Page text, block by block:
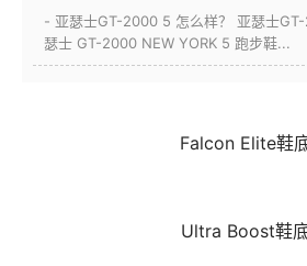
- 亚瑟士GT-2000 5 怎么样？ 亚瑟士
瑟士 GT-2000 NEW YORK 5 跑步鞋...
Falcon Elite鞋
Ultra Boost鞋